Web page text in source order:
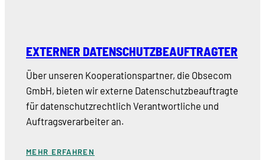
EXTERNER DATENSCHUTZBEAUFTRAGTER
Über unseren Kooperationspartner, die Obsecom
GmbH, bieten wir externe Datenschutzbeauftragte
für datenschutzrechtlich Verantwortliche und
Auftragsverarbeiter an.
MEHR ERFAHREN